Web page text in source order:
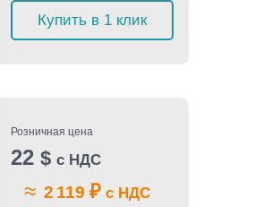
Купить в 1 клик
Розничная цена
22 $ с НДС
≈ 2 119 ₽с НДС